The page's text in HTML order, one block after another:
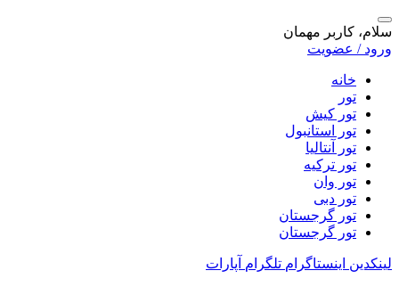
سلام، کاربر مهمان
ورود / عضویت
خانه
تور
تور کیش
تور استانبول
تور آنتالیا
تور ترکیه
تور وان
تور دبی
تور گرجستان
تور گرجستان
لینکدین اینستاگرام تلگرام آپارات